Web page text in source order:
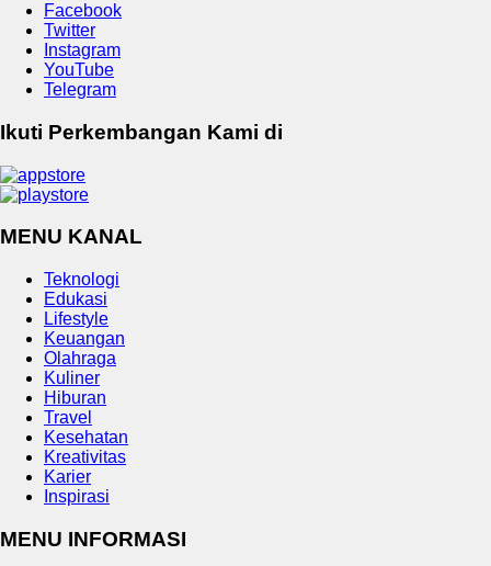
Facebook
Twitter
Instagram
YouTube
Telegram
Ikuti Perkembangan Kami di
MENU KANAL
Teknologi
Edukasi
Lifestyle
Keuangan
Olahraga
Kuliner
Hiburan
Travel
Kesehatan
Kreativitas
Karier
Inspirasi
MENU INFORMASI